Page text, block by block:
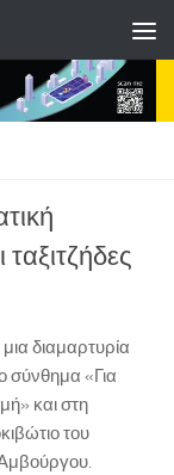
διαμαρτυρία
σύνθημα «Για
και στη
του